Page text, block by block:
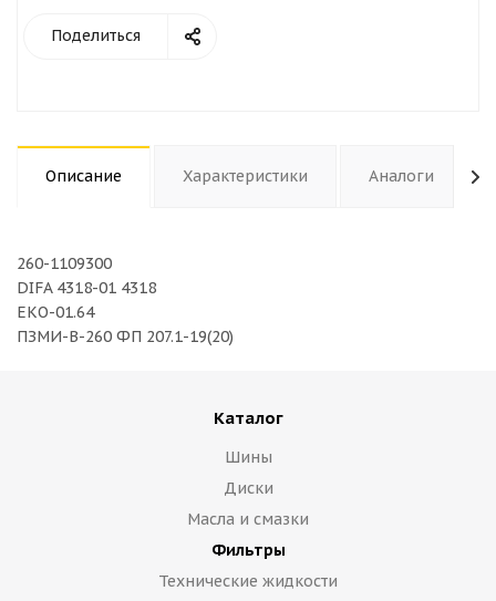
Поделиться
Описание Характеристики Аналоги
260-1109300
DIFA 4318-01 4318
ЕКО-01.64
ПЗМИ-В-260 ФП 207.1-19(20)
Каталог
Шины
Диски
Масла и смазки
Фильтры
Технические жидкости